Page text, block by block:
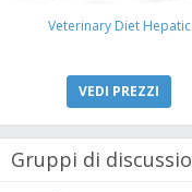
Veterinary Diet Hepatic
VEDI PREZZI
Gruppi di